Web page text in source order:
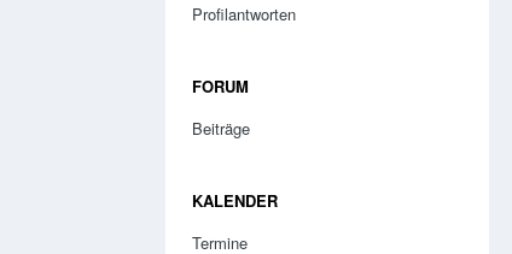
Profilantworten
FORUM
Beiträge
KALENDER
Termine